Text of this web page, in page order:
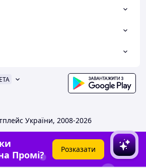
України, 2008-2026
Промі?
Розказати